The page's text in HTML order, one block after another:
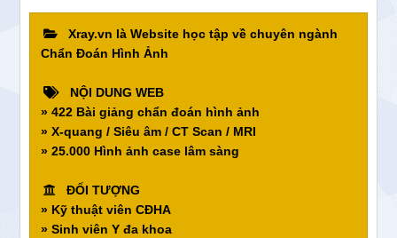
Xray.vn là Website học tập về chuyên ngành
Chẩn Đoán Hình Ảnh
NỘI DUNG WEB
» 422 Bài giảng chẩn đoán hình ảnh
» X-quang / Siêu âm / CT Scan / MRI
» 25.000 Hình ảnh case lâm sàng
ĐỐI TƯỢNG
» Kỹ thuật viên CĐHA
» Sinh viên Y đa khoa